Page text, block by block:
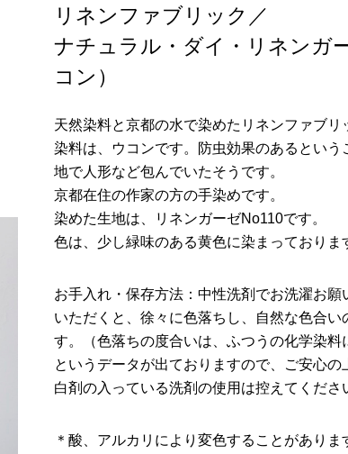
リネンファブリック／
ナチュラル・ダイ・リネンガ
コン）
天然染料と京都の水で染めたリネンファブリ
染料は、ウコンです。防虫効果のあるとい
地で人形など包んでいたそうです。
京都在住の作家の方の手染めです。
染めた生地は、リネンガーゼNo110です。
色は、少し緑味のある黄色に染まっておりま
お手入れ・保存方法：中性洗剤でお洗濯お
いただくと、徐々に色落ちし、自然な色合い
す。（色落ちの度合いは、ふつうの化学染
というデータが出ておりますので、ご安心
白剤の入っている洗剤の使用は控えてくださ
＊酸、アルカリにより変色することがあり